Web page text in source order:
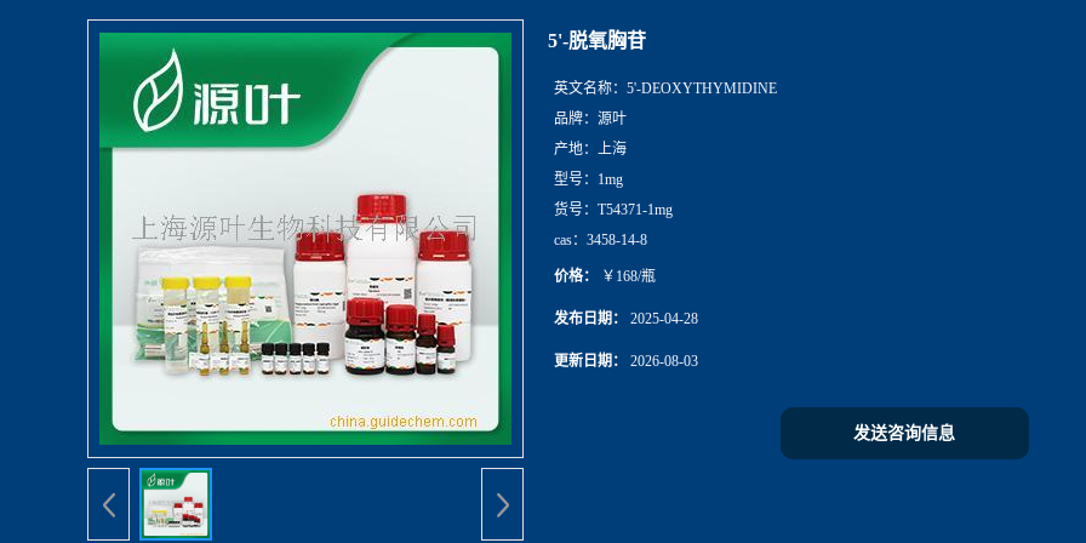
5'-脱氧胸苷
英文名称： 5'-DEOXYTHYMIDINE
品牌： 源叶
产地： 上海
型号： 1mg
货号： T54371-1mg
cas： 3458-14-8
价格： ￥168/瓶
发布日期： 2025-04-28
更新日期： 2026-08-03
发送咨询信息